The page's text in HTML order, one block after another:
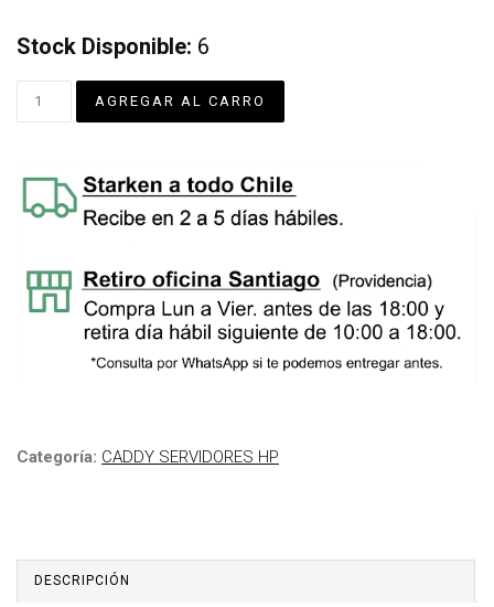
Stock Disponible: 6
Categoría: CADDY SERVIDORES HP
DESCRIPCIÓN